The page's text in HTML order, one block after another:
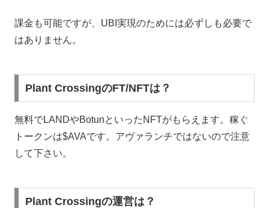
課金も可能ですが、UBI実現のためには必ずしも必要で
はありません。
Plant CrossingのFT/NFTは？
無料でLANDやBotunといったNFTがもらえます。稼ぐ
トークンは$AVAです。アヴァランチではないので注意
して下さい。
Plant Crossingの運営は？